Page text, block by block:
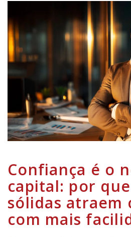
Confiança é o
capital: por
sólidas atraem
com mais